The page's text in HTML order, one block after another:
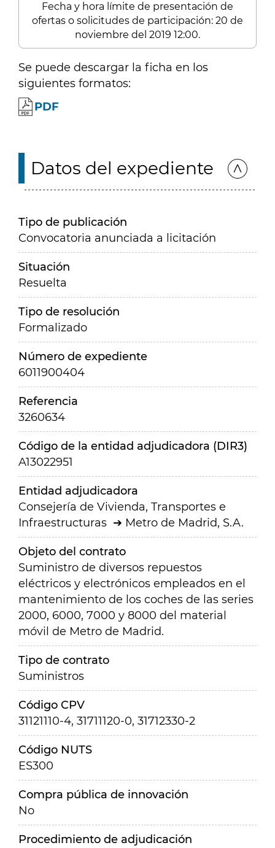
Fecha y hora límite de presentación de
ofertas o solicitudes de participación: 20 de
noviembre del 2019 12:00.
Se puede descargar la ficha en los
siguientes formatos:
PDF
Datos del expediente
Tipo de publicación
Convocatoria anunciada a licitación
Situación
Resuelta
Tipo de resolución
Formalizado
Número de expediente
6011900404
Referencia
3260634
Código de la entidad adjudicadora (DIR3)
A13022951
Entidad adjudicadora
Consejería de Vivienda, Transportes e
Infraestructuras
Metro de Madrid, S.A.
Objeto del contrato
Suministro de diversos repuestos
eléctricos y electrónicos empleados en el
mantenimiento de los coches de las series
2000, 6000, 7000 y 8000 del material
móvil de Metro de Madrid.
Tipo de contrato
Suministros
Código CPV
31121110-4, 31711120-0, 31712330-2
Código NUTS
ES300
Compra pública de innovación
No
Procedimiento de adjudicación